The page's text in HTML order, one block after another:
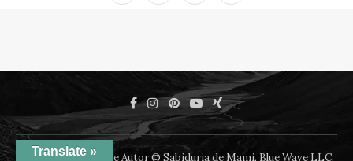
@2018 -Derechos De Autor © Sabiduria de Mami, Blue Wave LLC.
Translate »